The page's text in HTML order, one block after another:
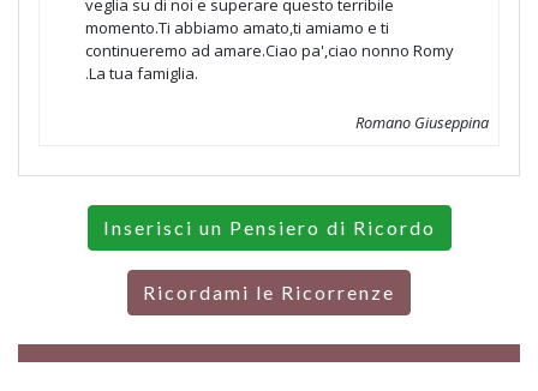
veglia su di noi e superare questo terribile
momento.Ti abbiamo amato,ti amiamo e ti
continueremo ad amare.Ciao pa',ciao nonno Romy
.La tua famiglia.
Romano Giuseppina
Inserisci un Pensiero di Ricordo
Ricordami le Ricorrenze